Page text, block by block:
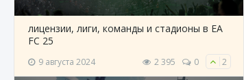
лицензии, лиги, команды и стадионы в EA
FC 25
9 августа 2024 2 395 0 2